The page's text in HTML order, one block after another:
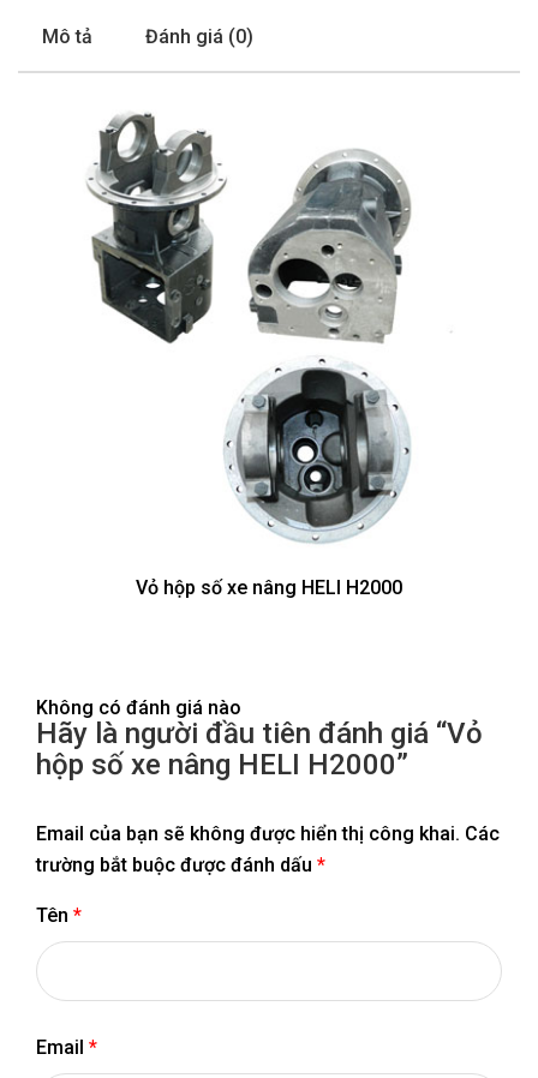
Mô tả Đánh giá (0)
Vỏ hộp số xe nâng HELI H2000
Không có đánh giá nào
Hãy là người đầu tiên đánh giá “Vỏ
hộp số xe nâng HELI H2000”
Email của bạn sẽ không được hiển thị công khai. Các
trường bắt buộc được đánh dấu *
Tên *
Email *